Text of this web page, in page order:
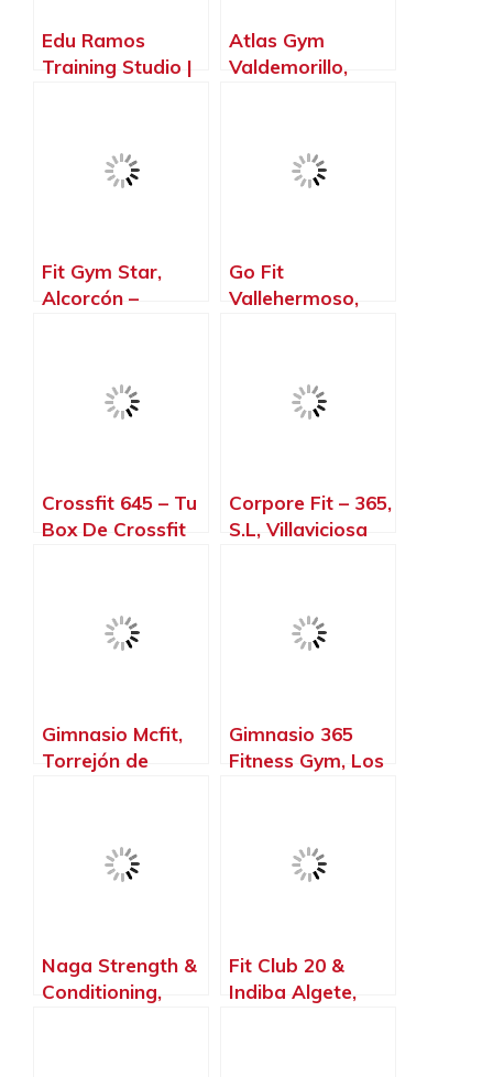
Edu Ramos
Training Studio |
Valdemorillo –
Atlas Gym
Valdemorillo,
Fit Gym Star,
Alcorcón –
Go Fit
Vallehermoso,
Crossfit 645 – Tu
Box De Crossfit
Corpore Fit – 365,
S.L, Villaviciosa
Gimnasio Mcfit,
Torrejón de
Gimnasio 365
Fitness Gym, Los
Naga Strength &
Conditioning,
Fit Club 20 &
Indiba Algete,